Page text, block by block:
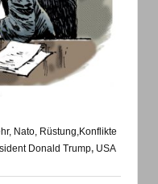
Nato, Rüstung,Konflikte
Donald Trump, USA